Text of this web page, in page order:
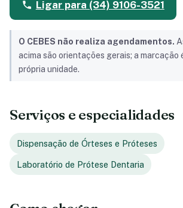
Ligar para (34) 9106-3521
O CEBES não realiza agendamentos.
acima são orientações gerais; a marcação
própria unidade.
Serviços e especialidades
Dispensação de Órteses e Próteses
Laboratório de Prótese Dentaria